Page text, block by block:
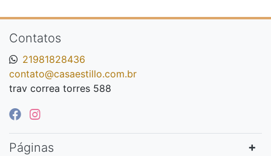
Contatos
21981828436
contato@casaestillo.com.br
trav correa torres 588
Páginas